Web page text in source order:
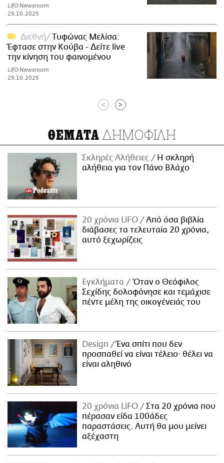
LifO Newsroom
29.10.2025
Διεθνή
Τυφώνας Μελίσα:
Έφτασε στην Κούβα - Δείτε live
την κίνηση του φαινομένου
LifO Newsroom
29.10.2025
< >
ΘΕΜΑΤΑ ΔΗΜΟΦΙΛΗ
Σκληρές Αλήθειες
H σκληρή
αλήθεια για τον Πάνο Βλάχο
20 χρόνια LiFO
Από όσα βιβλία
διάβασες τα τελευταία 20 χρόνια,
αυτό ξεχωρίζεις
Εγκλήματα
Όταν ο Θεόφιλος
Σεχίδης δολοφόνησε και τεμάχισε
πέντε μέλη της οικογένειάς του
Design
Ένα σπίτι που δεν
προσπαθεί να είναι τέλειο· θέλει να
είναι αληθινό
20 χρόνια LiFO
Στα 20 χρόνια που
πέρασαν είδα 100άδες
παραστάσεις. Αυτή θα μου μείνει
αξέχαστη